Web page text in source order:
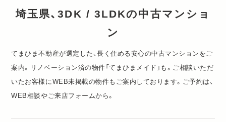
埼玉県、3DK / 3LDKの中古マンショ
ン
てまひま不動産が選定した、長く住める安心の中古マンションをご
案内。リノベーション済の物件「てまひまメイド 」も。ご相談いただ
いたお客様にWEB未掲載の物件もご案内しております。ご予約は、
WEB相談やご来店フォームから。